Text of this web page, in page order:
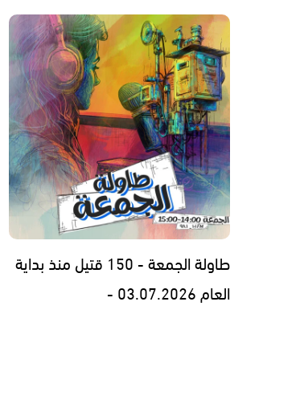
طاولة الجمعة - 150 قتيل منذ بداية
العام 03.07.2026 -